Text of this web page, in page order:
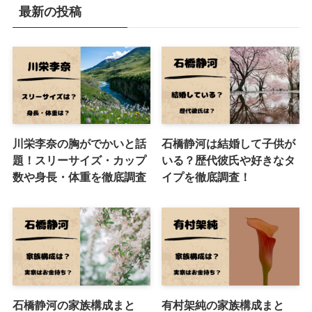
最新の投稿
川栄李奈の胸がでかいと話
題！スリーサイズ・カップ
数や身長・体重を徹底調査
石橋静河は結婚して子供が
いる？歴代彼氏や好きなタ
イプを徹底調査！
石橋静河の家族構成まと
有村架純の家族構成まと